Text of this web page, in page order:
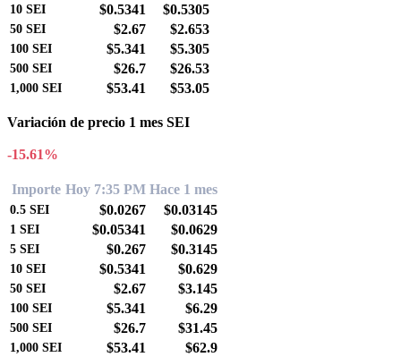
10 SEI $0.5341 $0.5305
50 SEI $2.67 $2.653
100 SEI $5.341 $5.305
500 SEI $26.7 $26.53
1,000 SEI $53.41 $53.05
Variación de precio 1 mes SEI
-15.61%
Importe Hoy 7:35 PM Hace 1 mes
0.5 SEI $0.0267 $0.03145
1 SEI $0.05341 $0.0629
5 SEI $0.267 $0.3145
10 SEI $0.5341 $0.629
50 SEI $2.67 $3.145
100 SEI $5.341 $6.29
500 SEI $26.7 $31.45
1,000 SEI $53.41 $62.9